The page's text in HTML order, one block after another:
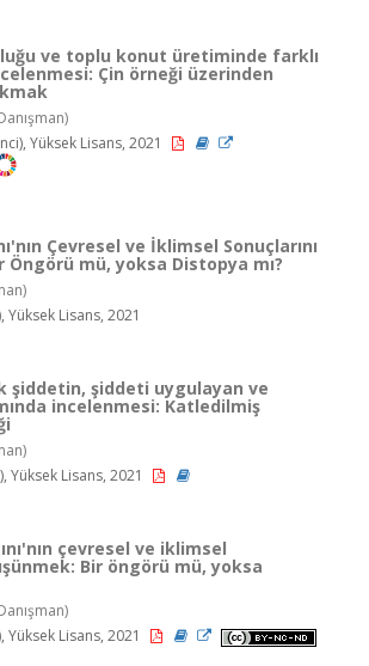
ve toplu konut üretiminde farklı
Çin örneği üzerinden
Yüksek Lisans, 2021
Çevresel ve İklimsel Sonuçlarını
Öngörü mü, yoksa Distopya mı?
Yüksek Lisans, 2021
şiddetin, şiddeti uygulayan ve
incelenmesi: Katledilmiş
Yüksek Lisans, 2021
çevresel ve iklimsel
Bir öngörü mü, yoksa
Yüksek Lisans, 2021